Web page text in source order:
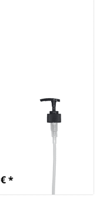
für PP
für 1
*